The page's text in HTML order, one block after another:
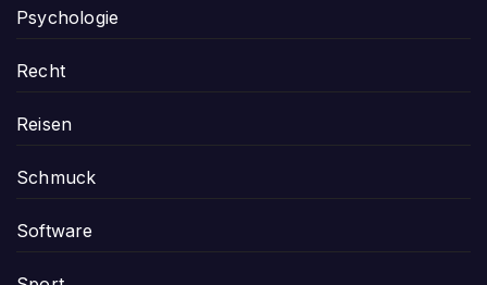
Psychologie
Recht
Reisen
Schmuck
Software